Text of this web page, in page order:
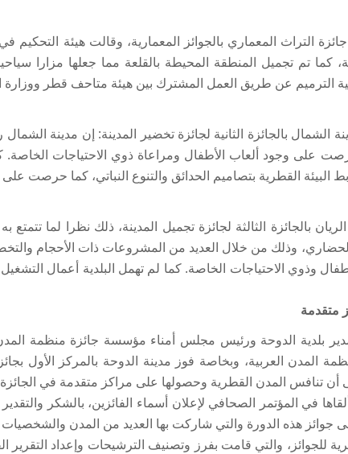
جائزة التراث المعماري بالجوائز المعمارية، وقالت هيئة
كما تم تجميل المنطقة المحيطة بالقلعة مما جعلها مزارا
الترميم عن طريق العمل المشترك بين هيئة متاحف قطر ووزارة
الشمال بالجائزة الثانية لجائزة تخضير المدينة: إن مدينة
على وجود ألعاب الأطفال ومراعاة ذوي الاحتياجات الخاصة.
القطرية بتصاميم الحدائق والتنوع النباتي، كما حرصت على
بالجائزة الثالثة لجائزة تجميل المدينة، ذلك نظرا لما
الحضاري، وذلك من خلال العديد من المشروعات ذات الأحجام
وذوي الاحتياجات الخاصة. كما لم تهمل البلدية أعمال
متقدمة
المدن العربية، وبخاصة فوز مدينة الدوحة بالمركز
أن تنافس المدن القطرية وحصولها على مراكز متقدمة في
في المؤتمر الصحافي لإعلان أسماء الفائزين، بالشكر
جوائز هذه الدورة والتي شاركت بها العديد من المدن والشخصيات
للجوائز، والتي قامت بفرز وتصنيف الترشيحات وإعداد